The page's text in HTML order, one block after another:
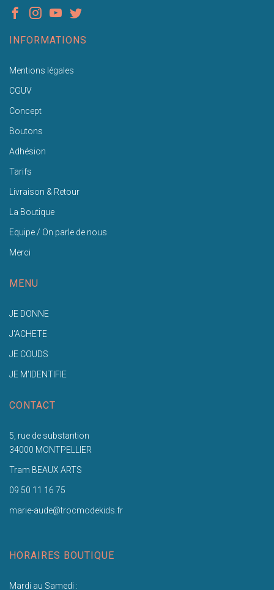
INFORMATIONS
Mentions légales
CGUV
Concept
Boutons
Adhésion
Tarifs
Livraison & Retour
La Boutique
Equipe / On parle de nous
Merci
MENU
JE DONNE
J'ACHETE
JE COUDS
JE M'IDENTIFIE
CONTACT
5, rue de substantion
34000 MONTPELLIER
Tram BEAUX ARTS
09 50 11 16 75
marie-aude@trocmodekids.fr
HORAIRES BOUTIQUE
Mardi au Samedi :